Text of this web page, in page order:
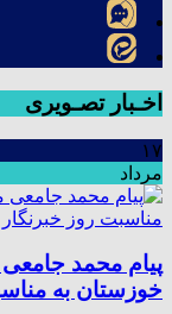
اخـبار تصـویری
۱۷
مرداد
پیام محمد
خوزستان به